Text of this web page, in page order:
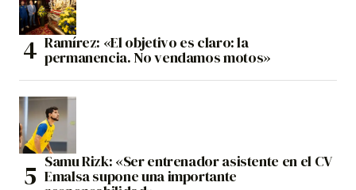
Ramírez: «El objetivo es claro: la
permanencia. No vendamos motos»
Samu Rizk: «Ser entrenador asistente en el CV
Emalsa supone una importante